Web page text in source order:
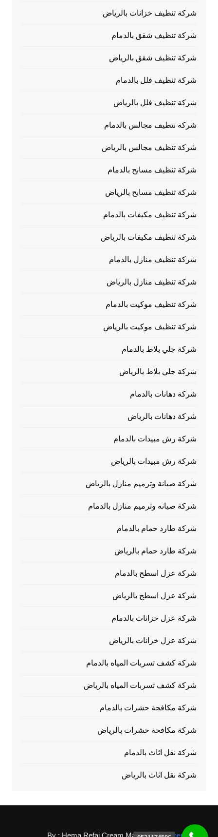
شركة تنظيف خزانات بالرياض
شركة تنظيف شقق بالدمام
شركة تنظيف شقق بالرياض
شركة تنظيف فلل بالدمام
شركة تنظيف فلل بالرياض
شركة تنظيف مجالس بالدمام
شركة تنظيف مجالس بالرياض
شركة تنظيف مسابح بالدمام
شركة تنظيف مسابح بالرياض
شركة تنظيف مكيفات بالدمام
شركة تنظيف مكيفات بالرياض
شركة تنظيف منازل بالدمام
شركة تنظيف منازل بالرياض
شركة تنظيف موكيت بالدمام
شركة تنظيف موكيت بالرياض
شركة جلي بلاط بالدمام
شركة جلي بلاط بالرياض
شركة دهانات بالدمام
شركة دهانات بالرياض
شركة رش مبيدات بالدمام
شركة رش مبيدات بالرياض
شركة صيانة وترميم منازل بالرياض
شركة صيانه وترميم منازل بالدمام
شركة طارد حمام بالدمام
شركة طارد حمام بالرياض
شركة عزل اسطح بالدمام
شركة عزل اسطح بالرياض
شركة عزل خزانات بالدمام
شركة عزل خزانات بالرياض
شركة كشف تسربات المياه بالدمام
شركة كشف تسربات المياه بالرياض
شركة مكافحة حشرات بالدمام
شركة مكافحة حشرات بالرياض
شركة نقل اثاث بالدمام
شركة نقل اثاث بالرياض
By : Hema Refai Cream Magazine byThemebeez